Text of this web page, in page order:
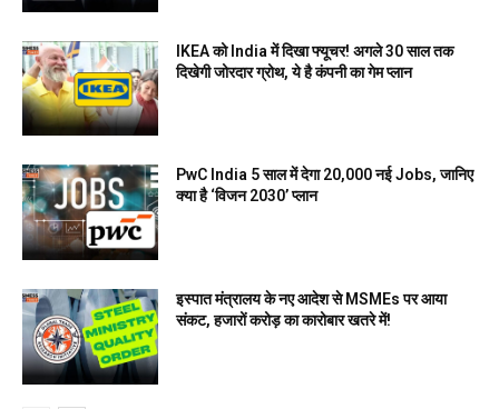
IKEA को India में दिखा फ्यूचर! अगले 30 साल तक
दिखेगी जोरदार ग्रोथ, ये है कंपनी का गेम प्लान
PwC India 5 साल में देगा 20,000 नई Jobs, जानिए
क्या है ‘विजन 2030’ प्लान
इस्पात मंत्रालय के नए आदेश से MSMEs पर आया
संकट, हजारों करोड़ का कारोबार खतरे में!